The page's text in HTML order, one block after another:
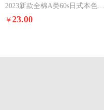
2023新款全棉A类60s日式本色原棉超柔枕高枕
￥23.00